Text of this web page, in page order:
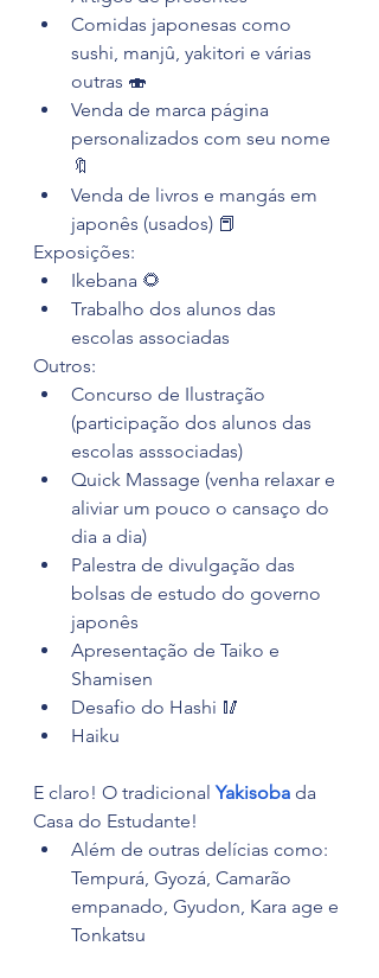
Comidas japonesas como
sushi, manjû, yakitori e várias
outras 🍣
Venda de marca página
personalizados com seu nome
🔖
Venda de livros e mangás em
japonês (usados) 📕
Exposições:
Ikebana 🌻
Trabalho dos alunos das
escolas associadas
Outros:
Concurso de Ilustração
(participação dos alunos das
escolas asssociadas)
Quick Massage (venha relaxar e
aliviar um pouco o cansaço do
dia a dia)
Palestra de divulgação das
bolsas de estudo do governo
japonês
Apresentação de Taiko e
Shamisen
Desafio do Hashi 🥢
Haiku
E claro! O tradicional Yakisoba da
Casa do Estudante!
Além de outras delícias como:
Tempurá, Gyozá, Camarão
empanado, Gyudon, Kara age e
Tonkatsu